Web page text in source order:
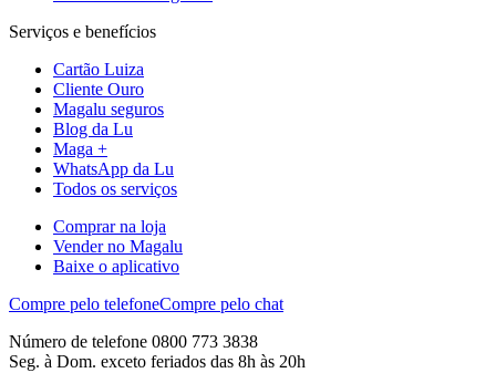
Serviços e benefícios
Cartão Luiza
Cliente Ouro
Magalu seguros
Blog da Lu
Maga +
WhatsApp da Lu
Todos os serviços
Comprar na loja
Vender no Magalu
Baixe o aplicativo
Compre pelo telefoneCompre pelo chat
Número de telefone 0800 773 3838
Seg. à Dom. exceto feriados das 8h às 20h